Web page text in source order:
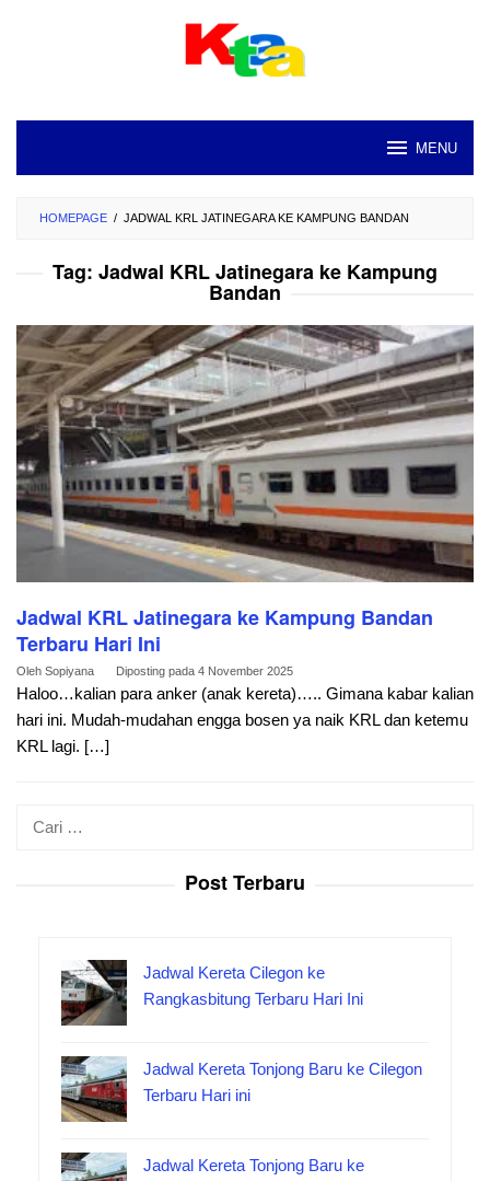
MENU
HOMEPAGE / JADWAL KRL JATINEGARA KE KAMPUNG BANDAN
Tag: Jadwal KRL Jatinegara ke Kampung
Bandan
Jadwal KRL Jatinegara ke Kampung Bandan
Terbaru Hari Ini
Oleh Sopiyana Diposting pada 4 November 2025
Haloo…kalian para anker (anak kereta)….. Gimana kabar kalian
hari ini. Mudah-mudahan engga bosen ya naik KRL dan ketemu
KRL lagi. […]
Cari
Post Terbaru
Jadwal Kereta Cilegon ke
Rangkasbitung Terbaru Hari Ini
Jadwal Kereta Tonjong Baru ke Cilegon
Terbaru Hari ini
Jadwal Kereta Tonjong Baru ke